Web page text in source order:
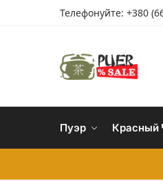
Телефонуйте: +380
Пуэр Красный